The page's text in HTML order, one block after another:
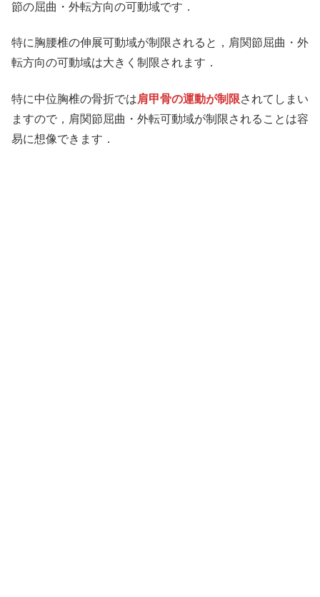
節の屈曲・外転方向の可動域です．
特に胸腰椎の伸展可動域が制限されると，肩関節屈曲・外
転方向の可動域は大きく制限されます．
特に中位胸椎の骨折では肩甲骨の運動が制限されてしまい
ますので，肩関節屈曲・外転可動域が制限されることは容
易に想像できます．